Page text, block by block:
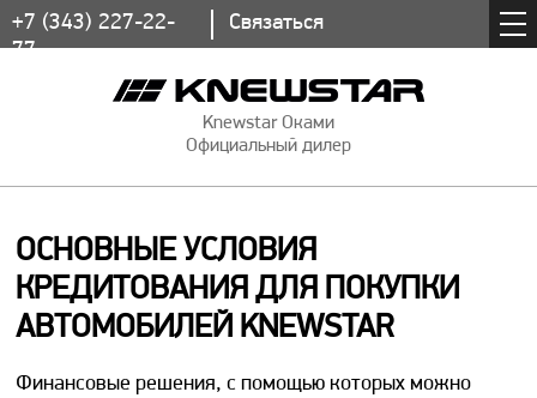
+7 (343) 227-22-
77
Связаться
Knewstar Оками
Официальный дилер
ОСНОВНЫЕ УСЛОВИЯ
КРЕДИТОВАНИЯ ДЛЯ ПОКУПКИ
АВТОМОБИЛЕЙ KNEWSTAR
Финансовые решения, с помощью которых можно